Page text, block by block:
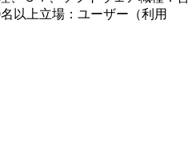
以上立場 ： ユーザー（利用